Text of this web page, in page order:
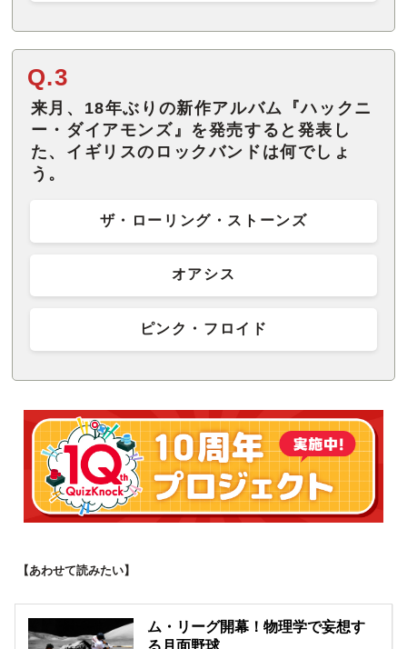
Q.3
来月、18年ぶりの新作アルバム『ハックニ
ー・ダイアモンズ』を発売すると発表し
た、イギリスのロックバンドは何でしょ
う。
ザ・ローリング・ストーンズ
オアシス
ピンク・フロイド
【あわせて読みたい】
ム・リーグ開幕！物理学で妄想す
る月面野球